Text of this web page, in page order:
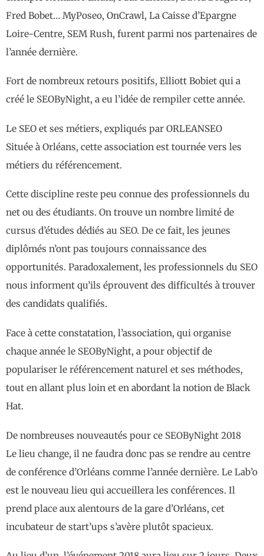
Fred Bobet… MyPoseo, OnCrawl, La Caisse d’Epargne
Loire-Centre, SEM Rush, furent parmi nos partenaires de
l’année dernière.
Fort de nombreux retours positifs, Elliott Bobiet qui a
créé le SEOByNight, a eu l’idée de rempiler cette année.
Le SEO et ses métiers, expliqués par ORLEANSEO
Située à Orléans, cette association est tournée vers les
métiers du référencement.
Cette discipline reste peu connue des professionnels du
net ou des étudiants. On trouve un nombre limité de
cursus d’études dédiés au SEO. De ce fait, les jeunes
diplômés n’ont pas toujours connaissance des
opportunités. Paradoxalement, les professionnels du SEO
nous informent qu’ils éprouvent des difficultés à trouver
des candidats qualifiés.
Face à cette constatation, l’association, qui organise
chaque année le SEOByNight, a pour objectif de
populariser le référencement naturel et ses méthodes,
tout en allant plus loin et en abordant la notion de Black
Hat.
De nombreuses nouveautés pour ce SEOByNight 2018
Le lieu change, il ne faudra donc pas se rendre au centre
de conférence d’Orléans comme l’année dernière. Le Lab’o
est le nouveau lieu qui accueillera les conférences. Il
prend place aux alentours de la gare d’Orléans, cet
incubateur de start’ups s’avère plutôt spacieux.